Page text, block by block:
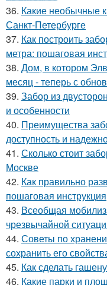
36. Какие необычные
Санкт-Петербурге
37. Как построить
метра: пошаговая
38. Дом, в котором
месяц - теперь с
39. Забор из
и особенности
40. Преимущества
доступность и
41. Сколько стоит
Москве
42. Как правильно
пошаговая инструкция
43. Всеобщая
чрезвычайной
44. Советы по
сохранить его
45. Как сделать
46. Какие парки и